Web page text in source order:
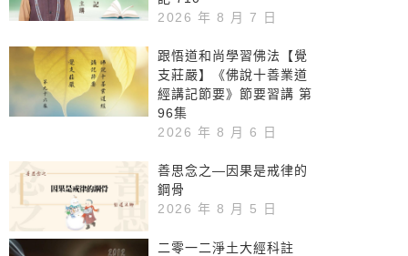
2026 年 8 月 7 日
跟悟道和尚學習佛法【覺
支莊嚴】《佛說十善業道
經講記節要》節要習講 第
96集
2026 年 8 月 6 日
善思念之—因果是戒律的
鋼骨
2026 年 8 月 5 日
二零一二淨土大經科註